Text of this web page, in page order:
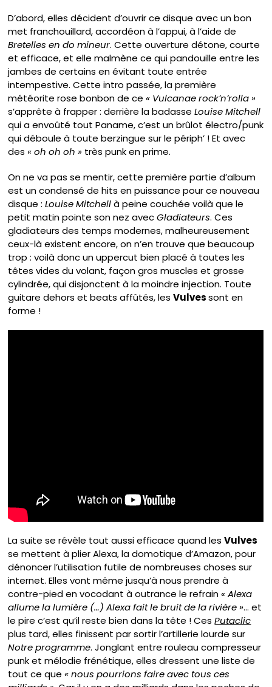
D’abord, elles décident d’ouvrir ce disque avec un bon
met franchouillard, accordéon à l’appui, à l’aide de
Bretelles en do mineur. Cette ouverture détone, courte
et efficace, et elle malmène ce qui pandouille entre les
jambes de certains en évitant toute entrée
intempestive. Cette intro passée, la première
météorite rose bonbon de ce« Vulcanae rock’n’rolla »
s’apprête à frapper : derrière la badasseLouise Mitchell
qui a envoûté tout Paname, c’est un brûlot électro/punk
qui déboule à toute berzingue sur le périph’ ! Et avec
des« oh oh oh » très punk en prime.
On ne va pas se mentir, cette première partie d’album
est un condensé de hits en puissance pour ce nouveau
disque :Louise Mitchellà peine couchée voilà que le
petit matin pointe son nez avecGladiateurs. Ces
gladiateurs des temps modernes, malheureusement
ceux-là existent encore, on n’en trouve que beaucoup
trop : voilà donc un uppercut bien placé à toutes les
têtes vides du volant, façon gros muscles et grosse
cylindrée, qui disjonctent à la moindre injection. Toute
guitare dehors et beats affûtés, lesVulvessont en
forme !
La suite se révèle tout aussi efficace quand lesVulves
se mettent à plier Alexa, la domotique d’Amazon, pour
dénoncer l’utilisation futile de nombreuses choses sur
internet. Elles vont même jusqu’à nous prendre à
contre-pied en vocodant à outrance le refrain« Alexa
allume la lumière (…) Alexa fait le bruit de la rivière »… et
le pire c’est qu’il reste bien dans la tête ! CesPutaclic
plus tard, elles finissent par sortir l’artillerie lourde sur
Notre programme. Jonglant entre rouleau compresseur
punk et mélodie frénétique, elles dressent une liste de
tout ce que« nous pourrions faire avec tous ces